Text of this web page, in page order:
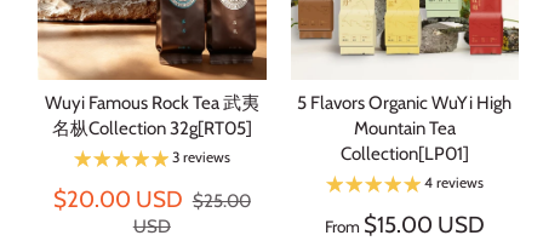
Wuyi Famous Rock Tea 武夷
名枞Collection 32g[RT05]
3 reviews
$20.00 USD $25.00
USD
5 Flavors Organic WuYi High
Mountain Tea
Collection[LP01]
4 reviews
From $15.00 USD